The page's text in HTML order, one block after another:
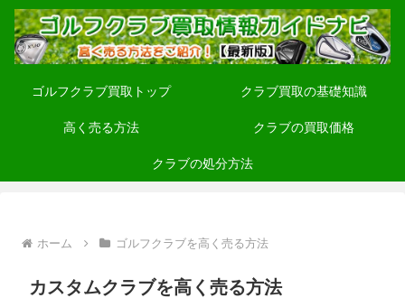
ゴルフクラブ買取トップ クラブ買取の基礎知識
高く売る方法 クラブの買取価格
クラブの処分方法
ホーム ゴルフクラブを高く売る方法
カスタムクラブを高く売る方法